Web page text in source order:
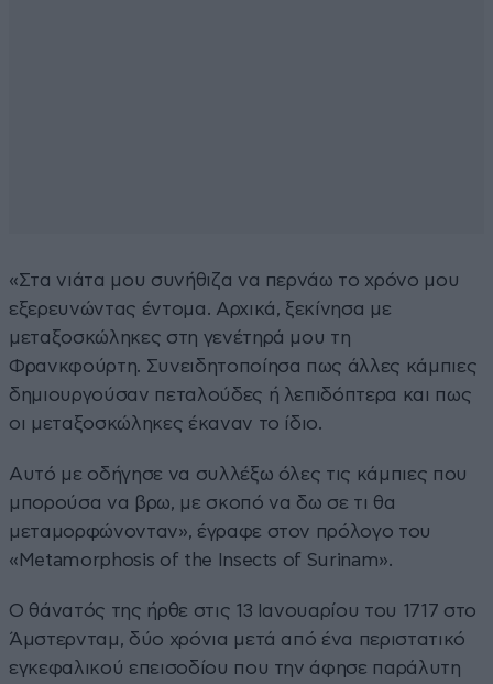
«Στα νιάτα μου συνήθιζα να περνάω το χρόνο μου
εξερευνώντας έντομα. Αρχικά, ξεκίνησα με
μεταξοσκώληκες στη γενέτηρά μου τη
Φρανκφούρτη. Συνειδητοποίησα πως άλλες κάμπιες
δημιουργούσαν πεταλούδες ή λεπιδόπτερα και πως
οι μεταξοσκώληκες έκαναν το ίδιο.
Αυτό με οδήγησε να συλλέξω όλες τις κάμπιες που
μπορούσα να βρω, με σκοπό να δω σε τι θα
μεταμορφώνονταν», έγραφε στον πρόλογο του
«Metamorphosis of the Insects of Surinam».
Ο θάνατός της ήρθε στις 13 Ιανουαρίου του 1717 στο
Άμστερνταμ, δύο χρόνια μετά από ένα περιστατικό
εγκεφαλικού επεισοδίου που την άφησε παράλυτη